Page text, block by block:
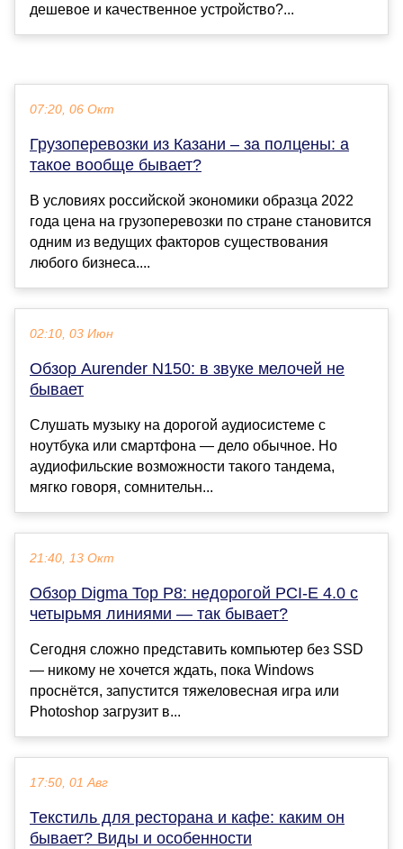
дешевое и качественное устройство?...
07:20, 06 Окт
Грузоперевозки из Казани – за полцены: а
такое вообще бывает?
В условиях российской экономики образца 2022
года цена на грузоперевозки по стране становится
одним из ведущих факторов существования
любого бизнеса....
02:10, 03 Июн
Обзор Aurender N150: в звуке мелочей не
бывает
Слушать музыку на дорогой аудиосистеме с
ноутбука или смартфона — дело обычное. Но
аудиофильские возможности такого тандема,
мягко говоря, сомнительн...
21:40, 13 Окт
Обзор Digma Top P8: недорогой PCI-E 4.0 с
четырьмя линиями — так бывает?
Сегодня сложно представить компьютер без SSD
— никому не хочется ждать, пока Windows
проснётся, запустится тяжеловесная игра или
Photoshop загрузит в...
17:50, 01 Авг
Текстиль для ресторана и кафе: каким он
бывает? Виды и особенности